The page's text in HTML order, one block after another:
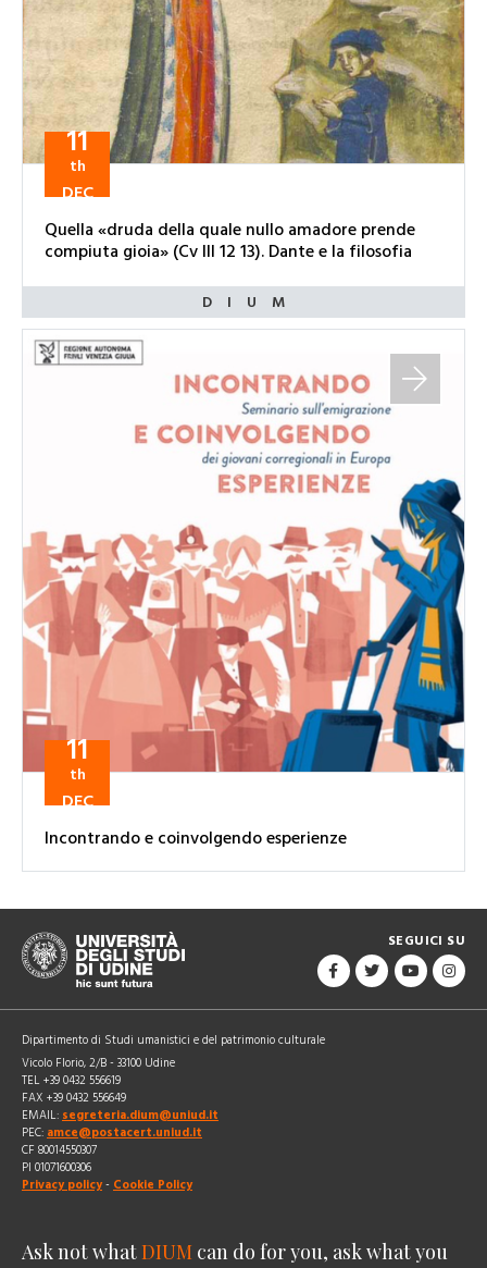
11
th
DEC
Quella «druda della quale nullo amadore prende
compiuta gioia» (Cv III 12 13). Dante e la filosofia
11
th
DEC
Incontrando e coinvolgendo esperienze
SEGUICI SU
Dipartimento di Studi umanistici e del patrimonio culturale
Vicolo Florio, 2/B - 33100 Udine
TEL +39 0432 556619
FAX +39 0432 556649
EMAIL: segreteria.dium@uniud.it
PEC: amce@postacert.uniud.it
CF 80014550307
PI 01071600306
Privacy policy - Cookie Policy
Ask not whatDIUM can do for you, ask what you